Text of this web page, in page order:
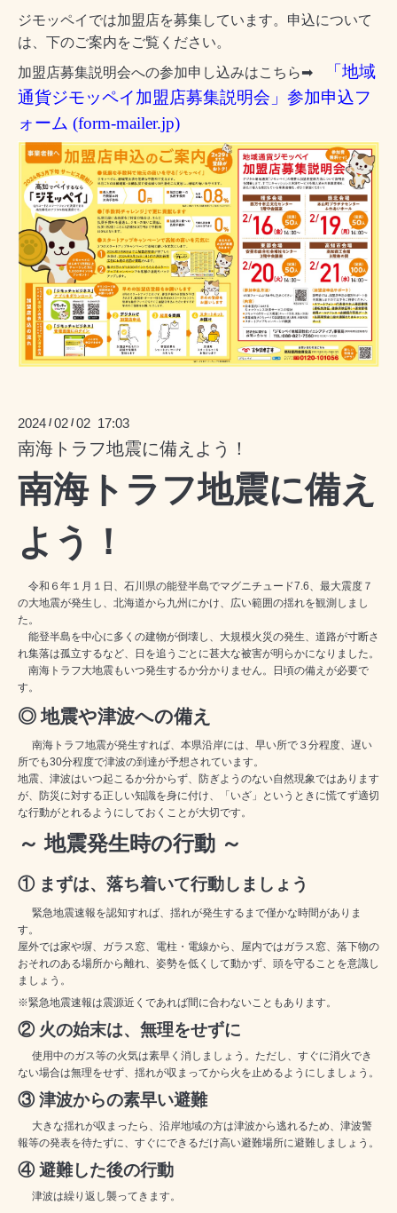
ジモッペイでは加盟店を募集しています。申込について
は、下のご案内をご覧ください。
加盟店募集説明会への参加申し込みはこちら➡
「地域
通貨ジモッペイ加盟店募集説明会」参加申込フ
ォーム (form-mailer.jp)
2024 /02 /02 17:03
南海トラフ地震に備えよう！
南海トラフ地震に備え
よう！
令和６年１月１日、石川県の能登半島でマグニチュード7.6、最大震度７
の大地震が発生し、北海道から九州にかけ、広い範囲の揺れを観測しまし
た。
能登半島を中心に多くの建物が倒壊し、大規模火災の発生、道路が寸断さ
れ集落は孤立するなど、日を追うごとに甚大な被害が明らかになりました。
南海トラフ大地震もいつ発生するか分かりません。日頃の備えが必要で
す。
◎ 地震や津波への備え
南海トラフ地震が発生すれば、本県沿岸には、早い所で３分程度、遅い
所でも30分程度で津波の到達が予想されています。
地震、津波はいつ起こるか分からず、防ぎようのない自然現象ではあります
が、防災に対する正しい知識を身に付け、「いざ」というときに慌てず適切
な行動がとれるようにしておくことが大切です。
～ 地震発生時の行動 ～
① まずは、落ち着いて行動しましょう
緊急地震速報を認知すれば、揺れが発生するまで僅かな時間がありま
す。
屋外では家や塀、ガラス窓、電柱・電線から、屋内ではガラス窓、落下物の
おそれのある場所から離れ、姿勢を低くして動かず、頭を守ることを意識し
ましょう。
※緊急地震速報は震源近くであれば間に合わないこともあります。
② 火の始末は、無理をせずに
使用中のガス等の火気は素早く消しましょう。ただし、すぐに消火でき
ない場合は無理をせず、揺れが収まってから火を止めるようにしましょう。
③ 津波からの素早い避難
大きな揺れが収まったら、沿岸地域の方は津波から逃れるため、津波警
報等の発表を待たずに、すぐにできるだけ高い避難場所に避難しましょう。
④ 避難した後の行動
津波は繰り返し襲ってきます。